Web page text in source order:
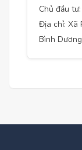
Chủ đầu
Địa chỉ: Xã
Bình Dương